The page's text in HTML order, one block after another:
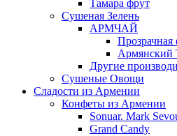
Тамара фрут
Сушеная Зелень
АРМЧАЙ
Прозрачная
Армянский
Другие
Сушеные Овощи
Сладости из Армении
Конфеты из Армении
Sonuar. Mark
Grand Candy